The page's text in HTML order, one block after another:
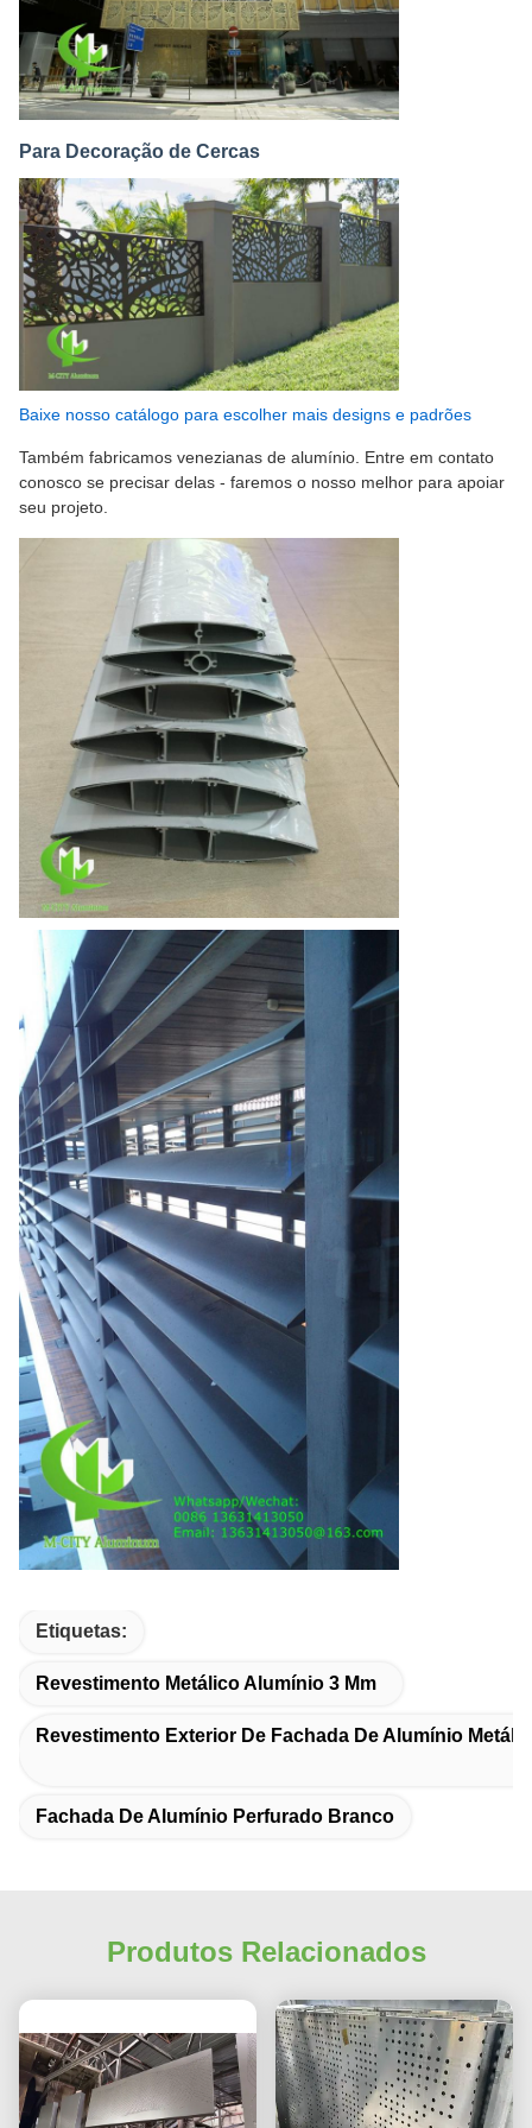
Para Decoração de Cercas
Baixe nosso catálogo para escolher mais designs e padrões
Também fabricamos venezianas de alumínio. Entre em contato
conosco se precisar delas - faremos o nosso melhor para apoiar
seu projeto.
Etiquetas:
Revestimento Metálico Alumínio 3 Mm
Revestimento Exterior De Fachada De Alumínio
Fachada De Alumínio Perfurado Branco
Produtos Relacionados